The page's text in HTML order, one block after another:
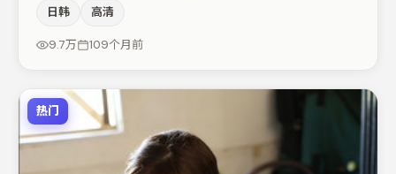
的对手戏构成全片情感锚点，肖央则以细节塑造推动谜题层
层揭开。节奏紧凑、反转有度，值得列入片单。
日韩 高清
9.7万 109个月前
热门